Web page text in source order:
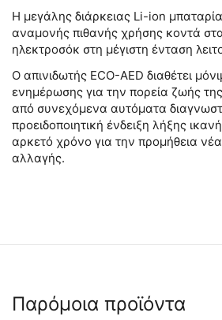
Η μεγάλης διάρκειας Li-ion
αναμονής πιθανής χρήσης κοντά
ηλεκτροσόκ στη μέγιστη ένταση
Ο απινιδωτής ECO-AED διαθέτει
ενημέρωσης για την πορεία ζωής
από συνεχόμενα αυτόματα
προειδοποιητική ένδειξη λήξης
αρκετό χρόνο για την προμήθεια
αλλαγής.
Παρόμοια προϊόντα